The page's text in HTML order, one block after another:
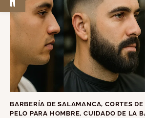
BARBERÍA DE SALAMANCA, CORTES
PELO PARA HOMBRE,CUIDADO DE LA